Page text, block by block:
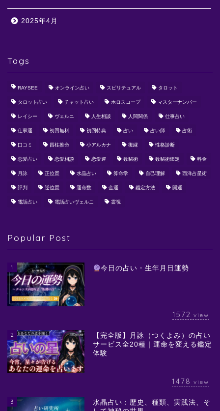
2025年4月
Tags
RAYSEE オンライン占い スピリチュアル タロット
タロット占い チャット占い ホロスコープ マスターナンバー
レイシー ヴェルニ 人生相談 人間関係 仕事占い
仕事運 初回無料 初回特典 占い 占い師 占術
口コミ 四柱推命 小アルカナ 復縁 性格診断
恋愛占い 恋愛相談 恋愛運 数秘術 数秘術鑑定 料金
月詠 正位置 水晶占い 算命学 自己理解 西洋占星術
評判 逆位置 運命数 金運 鑑定方法 開運
電話占い 電話占いヴェルニ 霊視
Popular Post
1 今日の占い・生年月日運勢
1572 view
2
【完全版】月詠（つくよみ）の占い
サービス全20種｜運命を変える鑑定
体験
1478 view
3
水晶占い：歴史、種類、実践法、そ